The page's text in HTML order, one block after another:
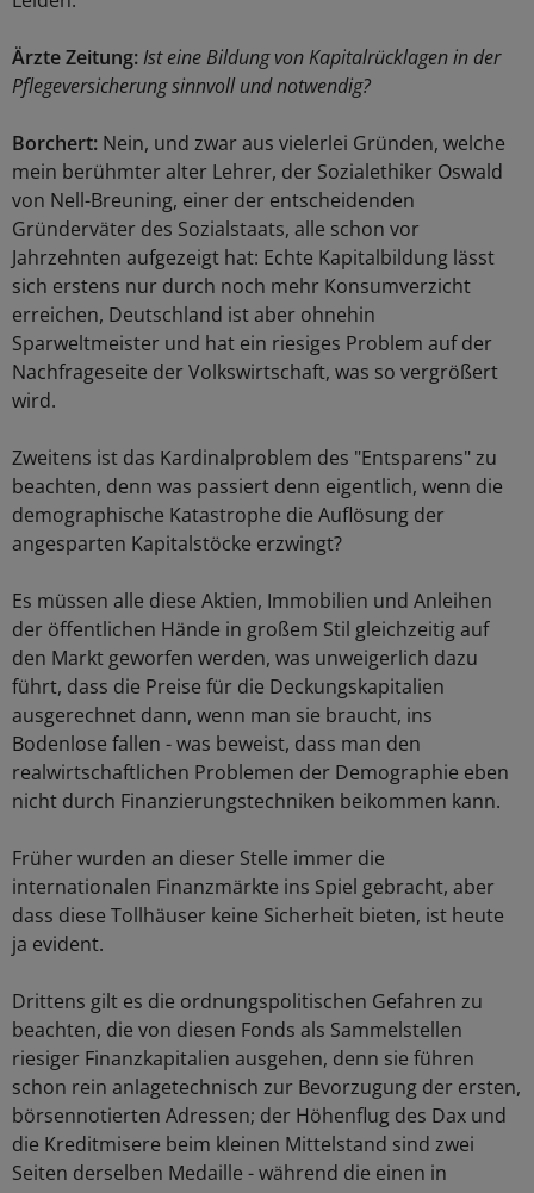
Ärzte Zeitung:Ist eine Bildung von Kapitalrücklagen in der
Pflegeversicherung sinnvoll und notwendig?
Borchert: Nein, und zwar aus vielerlei Gründen, welche
mein berühmter alter Lehrer, der Sozialethiker Oswald
von Nell-Breuning, einer der entscheidenden
Gründerväter des Sozialstaats, alle schon vor
Jahrzehnten aufgezeigt hat: Echte Kapitalbildung lässt
sich erstens nur durch noch mehr Konsumverzicht
erreichen, Deutschland ist aber ohnehin
Sparweltmeister und hat ein riesiges Problem auf der
Nachfrageseite der Volkswirtschaft, was so vergrößert
wird.
Zweitens ist das Kardinalproblem des "Entsparens" zu
beachten, denn was passiert denn eigentlich, wenn die
demographische Katastrophe die Auflösung der
angesparten Kapitalstöcke erzwingt?
Es müssen alle diese Aktien, Immobilien und Anleihen
der öffentlichen Hände in großem Stil gleichzeitig auf
den Markt geworfen werden, was unweigerlich dazu
führt, dass die Preise für die Deckungskapitalien
ausgerechnet dann, wenn man sie braucht, ins
Bodenlose fallen - was beweist, dass man den
realwirtschaftlichen Problemen der Demographie eben
nicht durch Finanzierungstechniken beikommen kann.
Früher wurden an dieser Stelle immer die
internationalen Finanzmärkte ins Spiel gebracht, aber
dass diese Tollhäuser keine Sicherheit bieten, ist heute
ja evident.
Drittens gilt es die ordnungspolitischen Gefahren zu
beachten, die von diesen Fonds als Sammelstellen
riesiger Finanzkapitalien ausgehen, denn sie führen
schon rein anlagetechnisch zur Bevorzugung der ersten,
börsennotierten Adressen; der Höhenflug des Dax und
die Kreditmisere beim kleinen Mittelstand sind zwei
Seiten derselben Medaille - während die einen in